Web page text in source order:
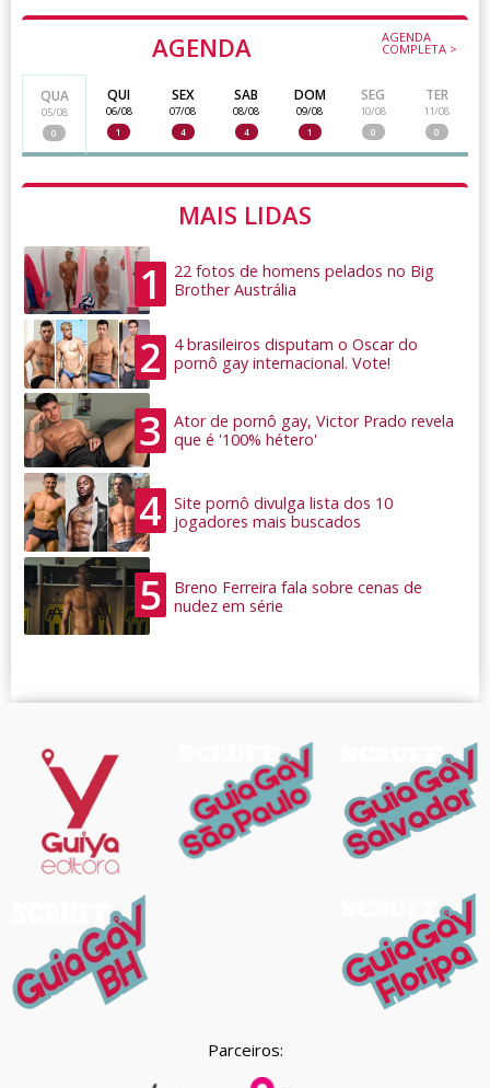
AGENDA AGENDA
COMPLETA >
QUA
05/08
0
QUI
06/08
1
SEX
07/08
4
SAB
08/08
4
DOM
09/08
1
SEG
10/08
0
TER
11/08
0
MAIS LIDAS
1
22 fotos de homens pelados no Big
Brother Austrália
2
4 brasileiros disputam o Oscar do
pornô gay internacional. Vote!
3
Ator de pornô gay, Victor Prado revela
que é '100% hétero'
4
Site pornô divulga lista dos 10
jogadores mais buscados
5
Breno Ferreira fala sobre cenas de
nudez em série
Parceiros: